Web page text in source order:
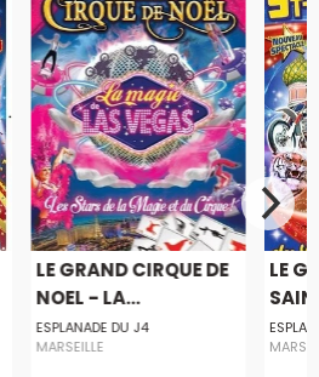
LE GRAND CIRQUE DE
NOEL - LA...
ESPLANADE DU J4
MARSEILLE
LE